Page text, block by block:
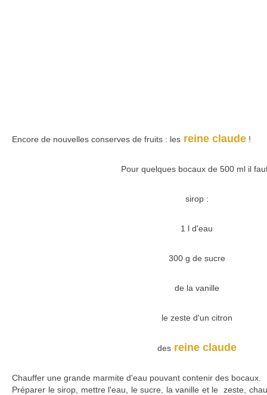
Encore de nouvelles conserves de fruits : les reine claude !
Pour quelques bocaux de 500 ml il
sirop :
1 l d'eau
300 g de sucre
de la vanille
le zeste d'un citron
desreine claude
Chauffer une grande marmite d'eau pouvant contenir des bocaux.
Préparer le sirop, mettre l'eau, le sucre, la vanille et le zeste,